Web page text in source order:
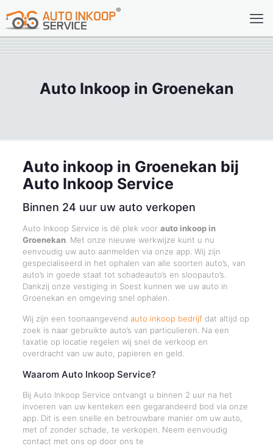
Auto Inkoop in Groenekan
Auto inkoop in Groenekan bij
Auto Inkoop Service
Binnen 24 uur uw auto verkopen
Auto Inkoop Service is dé plek voor auto inkoop in
Groenekan. Met onze nieuwe werkwijze kunt u nu
eenvoudig uw auto aanmelden via onze app. Wij zijn
gespecialiseerd in het ophalen van alle soorten auto’s, van
auto’s in goede staat tot schadeauto’s en sloopauto’s.
Dankzij onze vestiging in Soest kunnen we uw auto in
Groenekan en omgeving snel ophalen.
Wij zijn een toonaangevend auto inkoop bedrijfdat altijd op
zoek is naar gebruikte auto’s van particulieren. Na een
taxatie op locatie regelen wij snel de verkoop en
overdracht van uw auto, papieren en geld.
Waarom Auto Inkoop Service?
Bij Auto Inkoop Service ontvangt u binnen 2 uur na het
invoeren van uw kenteken een gegarandeerd bod via onze
app. Dit is een snelle en betrouwbare manier om uw auto,
met of zonder schade, te verkopen. Neem eenvoudig
contact met ons op door ons te